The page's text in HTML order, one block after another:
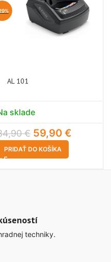
AL 101
sklade
€ 59,90 €
PRIDAŤ DO KOŠÍKA
techniky.